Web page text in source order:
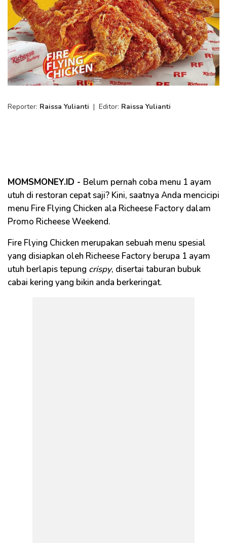
Reporter: Raissa Yulianti | Editor: Raissa Yulianti
MOMSMONEY.ID - Belum pernah coba menu 1 ayam
utuh di restoran cepat saji? Kini, saatnya Anda mencicipi
menu Fire Flying Chicken ala Richeese Factory dalam
Promo Richeese Weekend.
Fire Flying Chicken merupakan sebuah menu spesial
yang disiapkan oleh Richeese Factory berupa 1 ayam
utuh berlapis tepung crispy, disertai taburan bubuk
cabai kering yang bikin anda berkeringat.